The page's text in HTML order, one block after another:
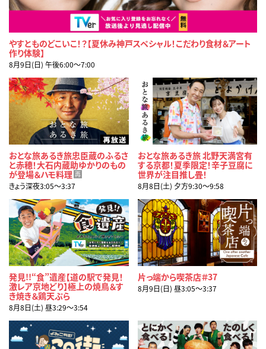
やすとものどこいこ！？【夏休み神戸スペシャル！こだわり食材＆アート
作り体験】
8月9日(日) 午後6:00〜7:00
おとな旅あるき旅忠臣蔵のふるさ
と赤穂！大石内蔵助ゆかりのもの
が登場＆ハモ料理 再
きょう深夜3:05〜3:37
おとな旅あるき旅 北野天満宮有
する京都！夏季限定！辛子豆腐に
世界が注目推し畳！
8月8日(土) 夕方9:30〜9:58
発見!!“食”遺産【道の駅で発見！
激レア京地どり】極上の焼鳥＆す
き焼き＆鶏天ぷら
8月8日(土) 昼3:29〜3:54
片っ端から喫茶店＃37
8月9日(日) 昼3:05〜3:37